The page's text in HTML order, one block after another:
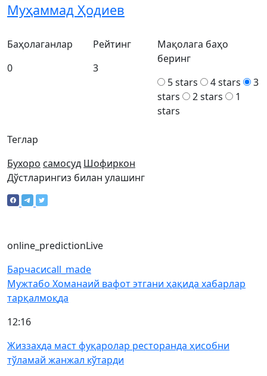
Муҳаммад Ҳодиев
Теглар
Бухоро самосуд Шофиркон
Баҳолаганлар
0
Рейтинг
3
Мақолага баҳо
беринг
5 stars
4 stars
3
stars
2 stars
1
stars
Дўстларингиз билан улашинг
online_predictionLive
Барчасиcall_made
Мужтабо Хоманаий вафот этгани ҳақида хабарлар
тарқалмоқда
12:16
Жиззахда маст фуқаролар ресторанда ҳисобни
тўламай жанжал кўтарди